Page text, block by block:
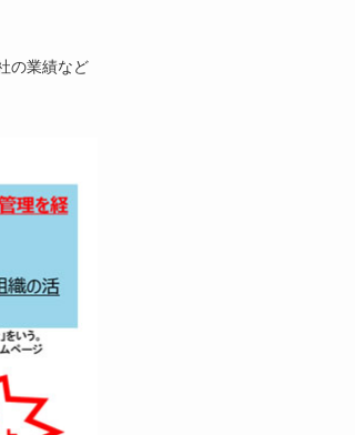
の業績など